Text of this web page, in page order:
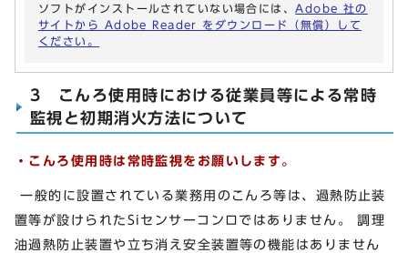
ソフトがインストールされていない場合には、Adobe 社の
サイトから Adobe Reader をダウンロード（無償）して
ください。
3 こんろ使用時における従業員等による常時
監視と初期消火方法について
・こんろ使用時は常時監視をお願いします。
一般的に設置されている業務用のこんろ等は、過熱防止装
置等が設けられたSiセンサーコンロではありません。 調理
油過熱防止装置や立ち消え安全装置等の機能はありません